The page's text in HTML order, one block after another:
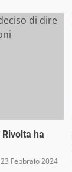
ha
23 Febbraio 2024